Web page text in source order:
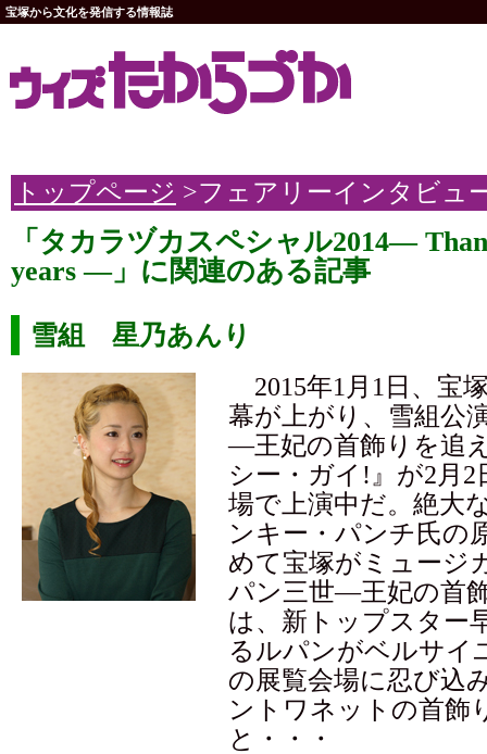
宝塚から文化を発信する情報誌
トップページ >フェアリーインタビュ
「タカラヅカスペシャル2014―
years ―」に関連のある記事
雪組 星乃あんり
2015年1月1日、宝
幕が上がり、雪組公
―王妃の首飾りを追
シー・ガイ!』が2月2
場で上演中だ。絶大
ンキー・パンチ氏の
めて宝塚がミュージ
パン三世―王妃の首
は、新トップスター
るルパンがベルサイ
の展覧会場に忍び込
ントワネットの首飾
と・・・